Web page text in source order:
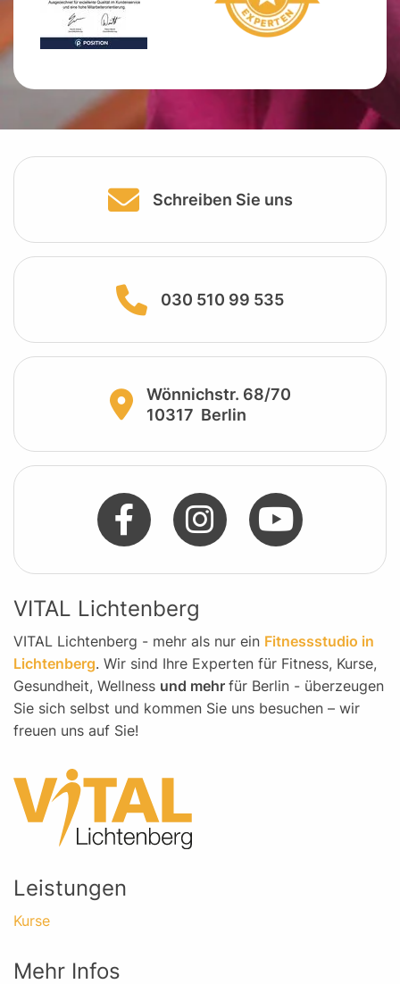
Schreiben Sie uns
030 510 99 535
Wönnichstr. 68/70
10317 Berlin
VITAL Lichtenberg
VITAL Lichtenberg - mehr als nur ein Fitnessstudio in
Lichtenberg. Wir sind Ihre Experten für Fitness, Kurse,
Gesundheit, Wellness und mehr für Berlin - überzeugen
Sie sich selbst und kommen Sie uns besuchen – wir
freuen uns auf Sie!
Leistungen
Kurse
Mehr Infos